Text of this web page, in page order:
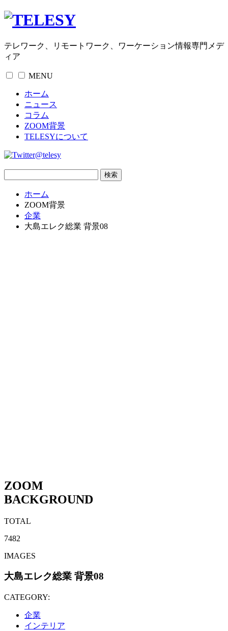
テレワーク、リモートワーク、ワーケーション情報専門メデ
ィア
MENU
ホーム
ニュース
コラム
ZOOM背景
TELESYについて
@telesy
ホーム
ZOOM背景
企業
大島エレク総業 背景08
ZOOM
BACKGROUND
TOTAL
7482
IMAGES
大島エレク総業 背景08
CATEGORY:
企業
インテリア